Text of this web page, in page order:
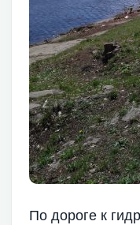
По дороге к